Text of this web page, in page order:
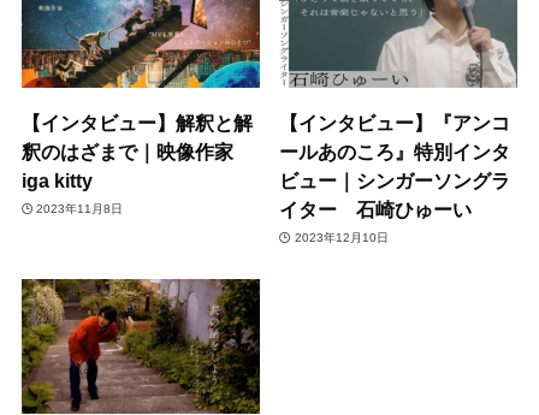
【インタビュー】解釈と解
釈のはざまで｜映像作家
iga kitty
2023年11月8日
【インタビュー】『アンコ
ールあのころ』特別インタ
ビュー｜シンガーソングラ
イター 石崎ひゅーい
2023年12月10日